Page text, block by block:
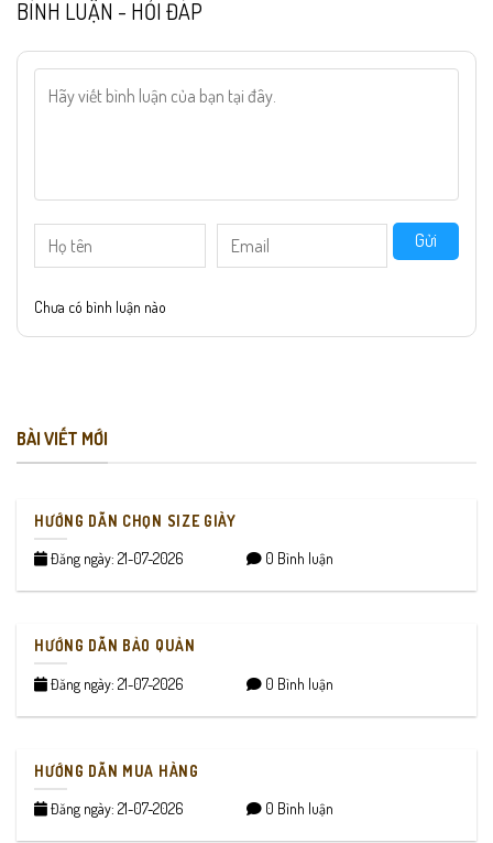
BÌNH LUẬN - HỎI ĐÁP
Gửi
Chưa có bình luận nào
BÀI VIẾT MỚI
HƯỚNG DẪN CHỌN SIZE GIÀY
Đăng ngày: 21-07-2026 0 Bình luận
HƯỚNG DẪN BẢO QUẢN
Đăng ngày: 21-07-2026 0 Bình luận
HƯỚNG DẪN MUA HÀNG
Đăng ngày: 21-07-2026 0 Bình luận